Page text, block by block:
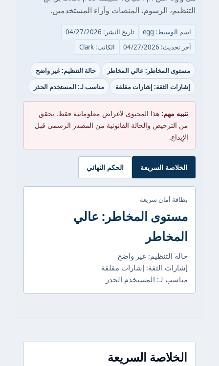
التنظيم، الرسوم، المنصات وآراء المستخدمين.
اسم الوسيط: egg
تاريخ النشر: 04/27/2026
آخر تحديث: 04/27/2026
الكاتب: Clark
مستوى المخاطر: عالي المخاطر
حالة التنظيم: غير واضح
إشارات الثقة: إشارات مقلقة
مناسب لـ: المستخدم الحذر
تنبيه مهم: هذا المحتوى لأغراض معلوماتية فقط. تحقق
من الترخيص والحالة القانونية من المصدر الرسمي قبل
الإيداع.
الخلاصة السريعة الحكم النهائي
بطاقة أمان سريعة
مستوى المخاطر: عالي
المخاطر
حالة التنظيم: غير واضح
إشارات الثقة: إشارات مقلقة
مناسب لـ: المستخدم الحذر
الخلاصة السريعة